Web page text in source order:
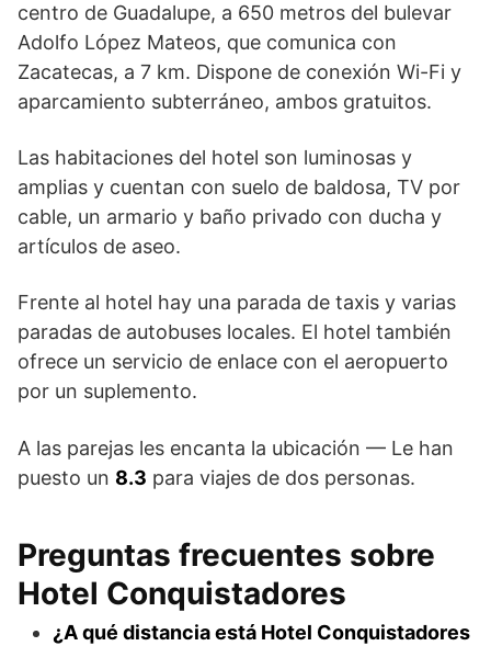
centro de Guadalupe, a 650 metros del bulevar
Adolfo López Mateos, que comunica con
Zacatecas, a 7 km. Dispone de conexión Wi-Fi y
aparcamiento subterráneo, ambos gratuitos.
Las habitaciones del hotel son luminosas y
amplias y cuentan con suelo de baldosa, TV por
cable, un armario y baño privado con ducha y
artículos de aseo.
Frente al hotel hay una parada de taxis y varias
paradas de autobuses locales. El hotel también
ofrece un servicio de enlace con el aeropuerto
por un suplemento.
A las parejas les encanta la ubicación — Le han
puesto un 8.3 para viajes de dos personas.
Preguntas frecuentes sobre
Hotel Conquistadores
¿A qué distancia está Hotel Conquistadores